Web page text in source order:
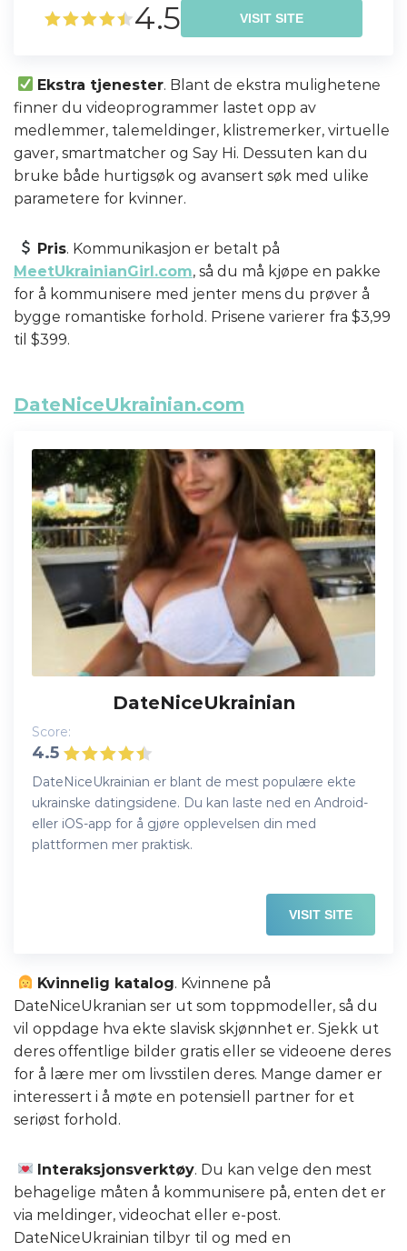
4.5 VISIT SITE
Ekstra tjenester. Blant de ekstra mulighetene
finner du videoprogrammer lastet opp av
medlemmer, talemeldinger, klistremerker, virtuelle
gaver, smartmatcher og Say Hi. Dessuten kan du
bruke både hurtigsøk og avansert søk med ulike
parametere for kvinner.
Pris. Kommunikasjon er betalt på
MeetUkrainianGirl.com, så du må kjøpe en pakke
for å kommunisere med jenter mens du prøver å
bygge romantiske forhold. Prisene varierer fra $3,99
til $399.
DateNiceUkrainian.com
DateNiceUkrainian
Score:
4.5
DateNiceUkrainian er blant de mest populære ekte
ukrainske datingsidene. Du kan laste ned en Android-
eller iOS-app for å gjøre opplevelsen din med
plattformen mer praktisk.
VISIT SITE
Kvinnelig katalog. Kvinnene på
DateNiceUkranian ser ut som toppmodeller, så du
vil oppdage hva ekte slavisk skjønnhet er. Sjekk ut
deres offentlige bilder gratis eller se videoene deres
for å lære mer om livsstilen deres. Mange damer er
interessert i å møte en potensiell partner for et
seriøst forhold.
Interaksjonsverktøy. Du kan velge den mest
behagelige måten å kommunisere på, enten det er
via meldinger, videochat eller e-post.
DateNiceUkrainian tilbyr til og med en